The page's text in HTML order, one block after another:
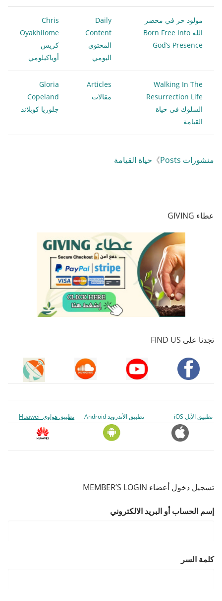
مولود حر في محضر
الله Born Free Into
God’s Presence
Daily
Content
المحتوى
اليومي
Chris
Oyakhilome
كريس
أوياكيلومي
Walking In The
Resurrection Life
السلوك في حياة
القيامة
Articles
مقالات
Gloria
Copeland
جلوريا كوبلاند
منشورات Posts 》 حياة القيامة
عطاء GIVING
تجدنا على FIND US
تطبيق الأبل iOS تطبيق الأندرويد Android تطبيق هواوي Huawei
تسجيل دخول أعضاء MEMBER’S LOGIN
إسم الحساب أو البريد الالكتروني
كلمة السر